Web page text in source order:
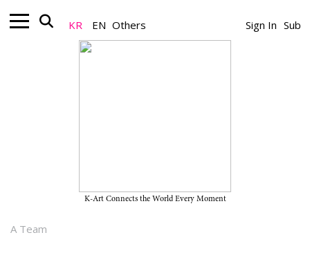
KR EN Others Sign In Sub
K-Art Connects the World Every Moment
A Team